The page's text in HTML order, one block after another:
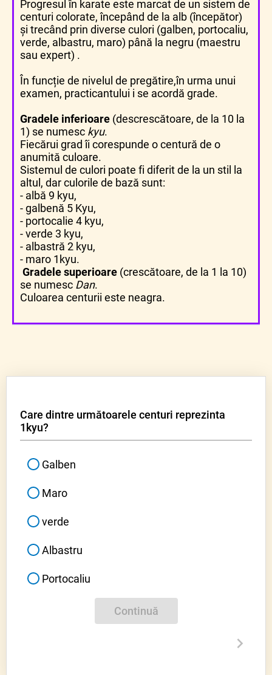
Progresul în karate este marcat de un sistem de
centuri colorate, începând de la alb (începător)
și trecând prin diverse culori (galben, portocaliu,
verde, albastru, maro) până la negru (maestru
sau expert) .
În funcție de nivelul de pregătire,în urma unui
examen, practicantului i se acordă grade.
Gradele inferioare (descrescătoare, de la 10 la
1) se numesc kyu.
Fiecărui grad îi corespunde o centură de o
anumită culoare.
Sistemul de culori poate fi diferit de la un stil la
altul, dar culorile de bază sunt:
- albă 9 kyu,
- galbenă 5 Kyu,
- portocalie 4 kyu,
- verde 3 kyu,
- albastră 2 kyu,
- maro 1kyu.
Gradele superioare (crescătoare, de la 1 la 10)
se numesc Dan.
Culoarea centurii este neagra.
Care dintre următoarele centuri reprezinta
1kyu?
Galben
Maro
verde
Albastru
Portocaliu
Continuă